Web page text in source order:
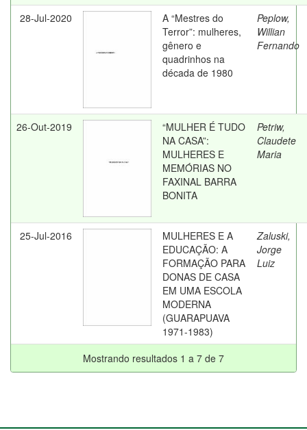
28-Jul-2020
A “Mestres do
Terror”: mulheres,
gênero e
quadrinhos na
década de 1980
Peplow,
Willian
Fernando
26-Out-2019
“MULHER É TUDO
NA CASA”:
MULHERES E
MEMÓRIAS NO
FAXINAL BARRA
BONITA
Petriw,
Claudete
Maria
25-Jul-2016
MULHERES E A
EDUCAÇÃO: A
FORMAÇÃO PARA
DONAS DE CASA
EM UMA ESCOLA
MODERNA
(GUARAPUAVA
1971-1983)
Zaluski,
Jorge
Luiz
Mostrando resultados 1 a 7 de 7